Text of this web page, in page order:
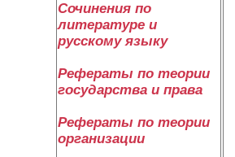
Сочинения по
литературе и
русскому языку
Рефераты по теории
государства и права
Рефераты по теории
организации